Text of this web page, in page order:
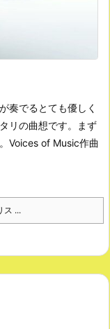
奏でるとても優しく
リの曲想です。
まず
Voices of Music作曲
ス ...